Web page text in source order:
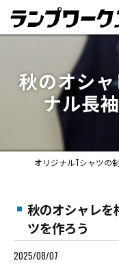
秋のオシ
ナル長
秋のオシャレを
ツを作ろう
2025/08/07